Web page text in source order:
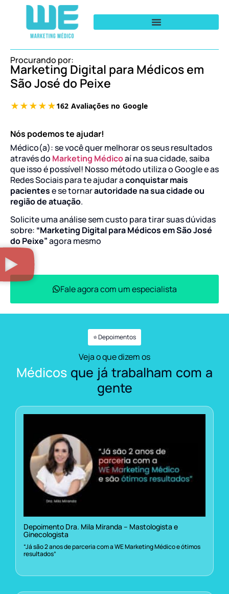
Procurando por:
Marketing Digital para Médicos em
São José do Peixe
Nós podemos te ajudar!
Médico(a): se você quer melhorar os seus resultados
através do Marketing Médicoaí na sua cidade, saiba
que isso é possível! Nosso método utiliza o Google e as
Redes Sociais para te ajudar aconquistar mais
pacientese se tornarautoridade na sua cidade ou
região de atuação.
Solicite uma análise sem custo para tirar suas dúvidas
sobre: “Marketing Digital para Médicos em São José
do Peixe”agora mesmo
Fale agora com um especialista
⭐ Depoimentos
Veja o que dizem os
Médicos que já trabalham com a
gente
Depoimento Dra. Mila Miranda – Mastologista e
Ginecologista
“Já são 2 anos de parceria com a WE Marketing Médico e ótimos
resultados”